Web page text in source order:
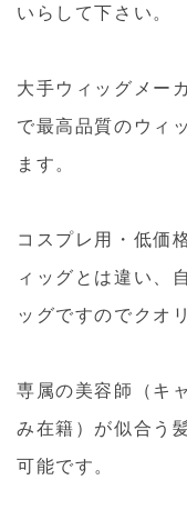
いらして下さい。
大手ウィッグメー
で最高品質のウィ
ます。
コスプレ用・低価
ィッグとは違い、
ッグですのでクオ
専属の美容師（キ
み在籍）が似合う
可能です。